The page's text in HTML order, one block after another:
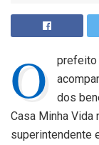
O
prefeito
dos
Casa Minha Vida
superintendente